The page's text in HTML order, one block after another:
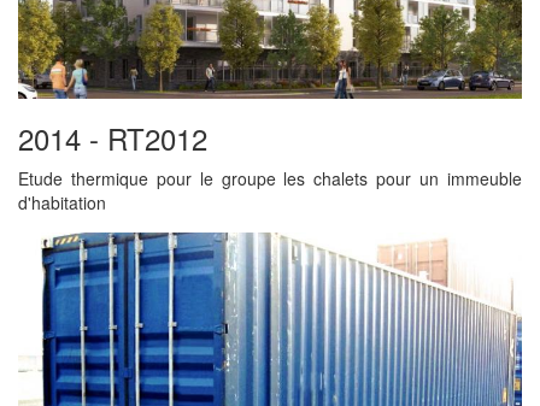
2014 - RT2012
Etude thermique pour le groupe les chalets pour un immeuble
d'habitation